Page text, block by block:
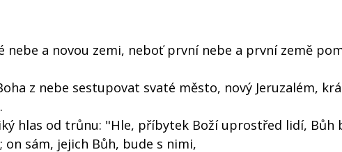
nebe a novou zemi, neboť první nebe a první země
z nebe sestupovat svaté město, nový Jeruzalém,
hlas od trůnu: "Hle, příbytek Boží uprostřed lidí, Bůh
sám, jejich Bůh, bude s nimi,